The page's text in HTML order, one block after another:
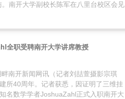
南开大学副校长陈军在八里台校区会见
全职受聘南开大学讲席教授
南开新闻网讯（记者刘喆萱摄影宗琪
所40周年。记者获悉，因证明了三维挂
名数学学者JoshuaZahl正式入职南开大